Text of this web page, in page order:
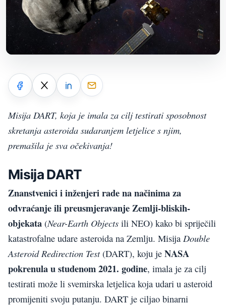
Misija DART, koja je imala za cilj testirati sposobnost
skretanja asteroida sudaranjem letjelice s njim,
premašila je sva očekivanja!
Misija DART
Znanstvenici i inženjeri rade na načinima za
odvraćanje ili preusmjeravanje Zemlji-bliskih-
objekata (Near-Earth Objects ili NEO) kako bi spriječili
katastrofalne udare asteroida na Zemlju. Misija Double
Asteroid Redirection Test(DART), koju je NASA
pokrenula u studenom 2021. godine, imala je za cilj
testirati može li svemirska letjelica koja udari u asteroid
promijeniti svoju putanju. DART je ciljao binarni